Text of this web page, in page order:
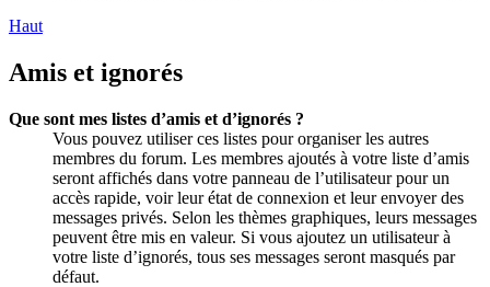
Haut
Amis et ignorés
Que sont mes listes d’amis et d’ignorés ?
Vous pouvez utiliser ces listes pour organiser les autres
membres du forum. Les membres ajoutés à votre liste d’amis
seront affichés dans votre panneau de l’utilisateur pour un
accès rapide, voir leur état de connexion et leur envoyer des
messages privés. Selon les thèmes graphiques, leurs messages
peuvent être mis en valeur. Si vous ajoutez un utilisateur à
votre liste d’ignorés, tous ses messages seront masqués par
défaut.